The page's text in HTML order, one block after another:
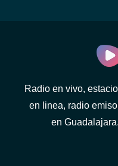
Radio en vivo,
en linea, radio
en